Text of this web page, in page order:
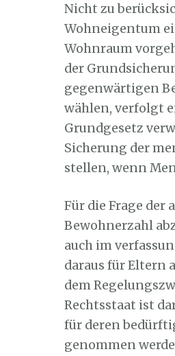
Nicht zu
Wohneigentum
Wohnraum
der
gegenwärtigen
wählen, verfolgt
Grundgesetz
Sicherung der
stellen, wenn
Für die Frage der
Bewohnerzahl
auch im
daraus für Eltern
dem
Rechtsstaat ist
für deren
genommen